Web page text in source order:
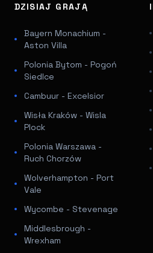
DZISIAJ GRAJĄ
Bayern Monachium -
Aston Villa
Polonia Bytom - Pogoń
Siedlce
Cambuur - Excelsior
Wisła Kraków - Wisla
Plock
Polonia Warszawa -
Ruch Chorzów
Wolverhampton - Port
Vale
Wycombe - Stevenage
Middlesbrough -
Wrexham